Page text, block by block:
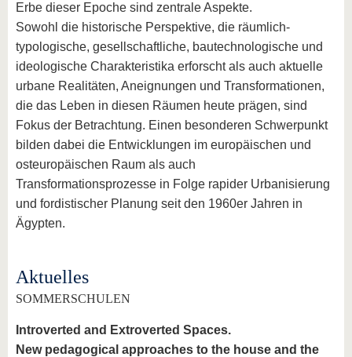
Erbe dieser Epoche sind zentrale Aspekte.
Sowohl die historische Perspektive, die räumlich-
typologische, gesellschaftliche, bautechnologische und
ideologische Charakteristika erforscht als auch aktuelle
urbane Realitäten, Aneignungen und Transformationen,
die das Leben in diesen Räumen heute prägen, sind
Fokus der Betrachtung. Einen besonderen Schwerpunkt
bilden dabei die Entwicklungen im europäischen und
osteuropäischen Raum als auch
Transformationsprozesse in Folge rapider Urbanisierung
und fordistischer Planung seit den 1960er Jahren in
Ägypten.
Aktuelles
SOMMERSCHULEN
Introverted and Extroverted Spaces.
New pedagogical approaches to the house and the